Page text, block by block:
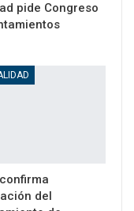
pide Congreso
del